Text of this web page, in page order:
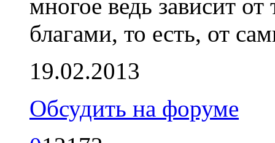
многое ведь зависит от
благами, то есть, от
19.02.2013
Обсудить на форуме